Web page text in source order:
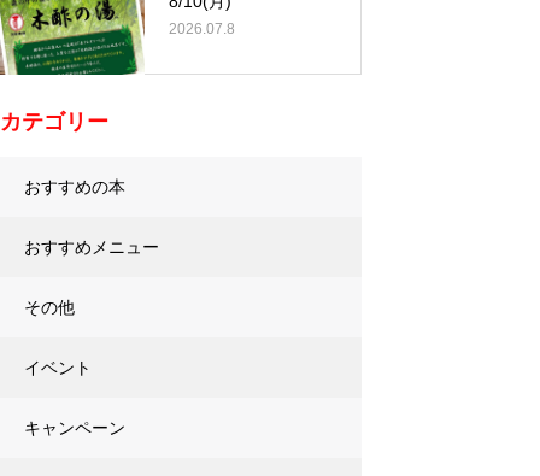
2026.07.8
カテゴリー
おすすめの本
おすすめメニュー
その他
イベント
キャンペーン